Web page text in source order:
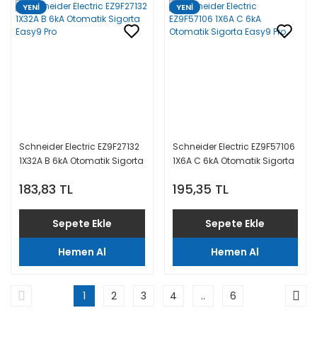
YENİ
Schneider Electric EZ9F27132
1X32A B 6kA Otomatik Sigorta
183,83 TL
Sepete Ekle
Hemen Al
YENİ
Schneider Electric EZ9F57106
1X6A C 6kA Otomatik Sigorta
195,35 TL
Sepete Ekle
Hemen Al
1 2 3 4 .. 6